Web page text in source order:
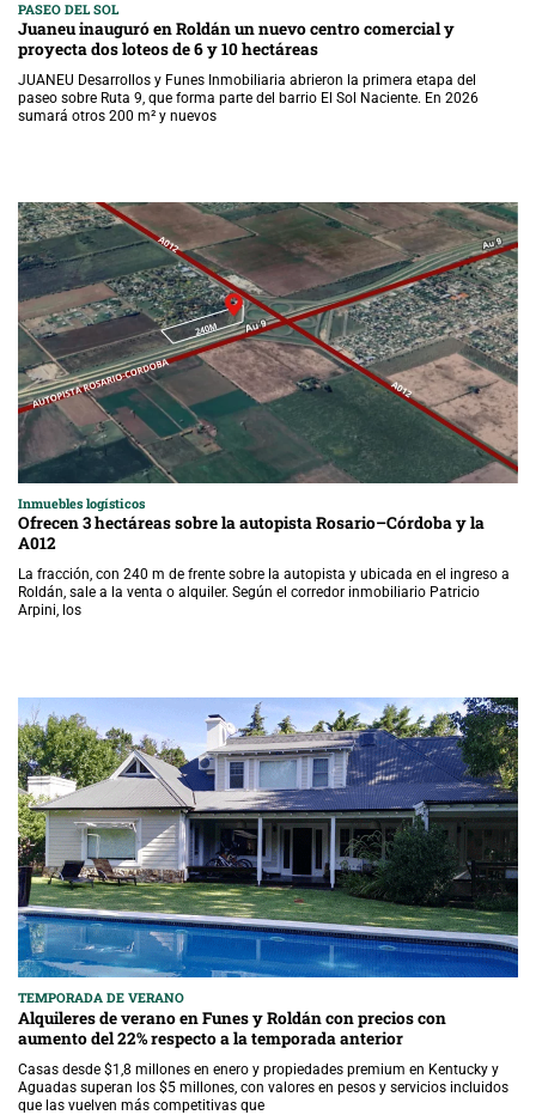
PASEO DEL SOL
Juaneu inauguró en Roldán un nuevo centro comercial y
proyecta dos loteos de 6 y 10 hectáreas
JUANEU Desarrollos y Funes Inmobiliaria abrieron la primera etapa del
paseo sobre Ruta 9, que forma parte del barrio El Sol Naciente. En 2026
sumará otros 200 m² y nuevos
Inmuebles logísticos
Ofrecen 3 hectáreas sobre la autopista Rosario–Córdoba y la
A012
La fracción, con 240 m de frente sobre la autopista y ubicada en el ingreso a
Roldán, sale a la venta o alquiler. Según el corredor inmobiliario Patricio
Arpini, los
TEMPORADA DE VERANO
Alquileres de verano en Funes y Roldán con precios con
aumento del 22% respecto a la temporada anterior
Casas desde $1,8 millones en enero y propiedades premium en Kentucky y
Aguadas superan los $5 millones, con valores en pesos y servicios incluidos
que las vuelven más competitivas que